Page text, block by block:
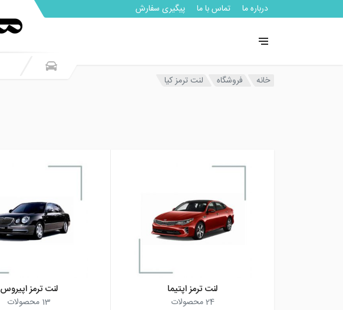
درباره ما تماس با ما پیگیری سفارش
خانه فروشگاه لنت ترمز کیا
لنت ترمز اپتیما
24محصولات
لنت ترمز اپیروس
13 محصولات